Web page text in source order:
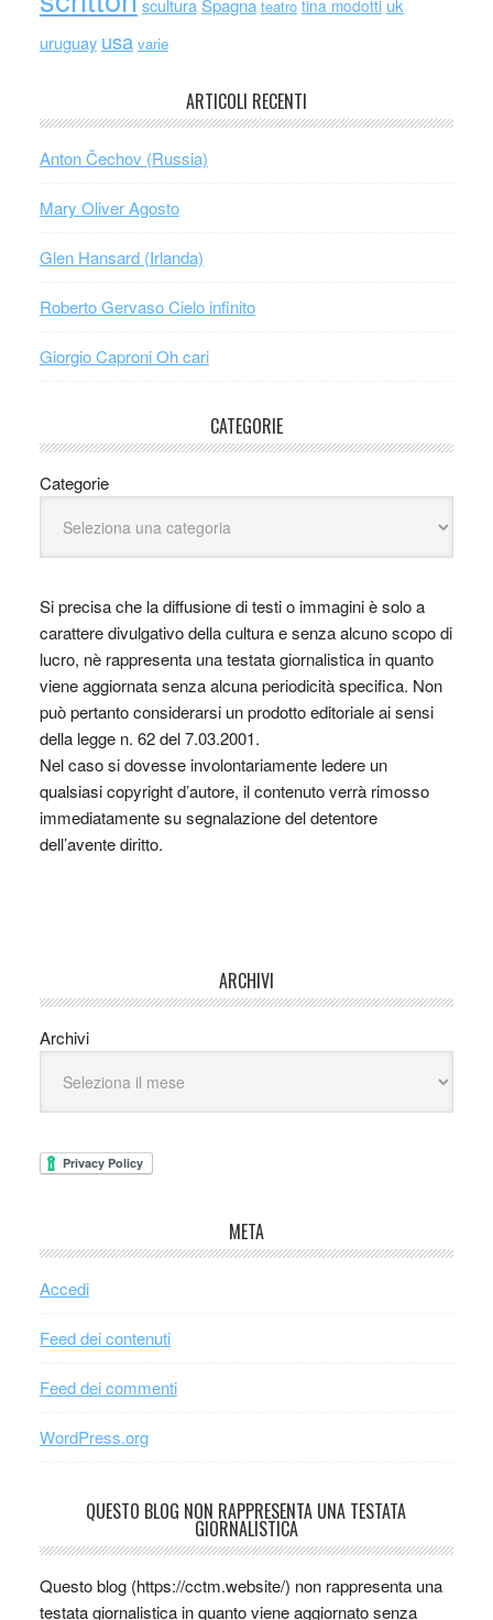
scultura Spagna teatro tina modotti uk
uruguay usa varie
ARTICOLI RECENTI
Anton Čechov (Russia)
Mary Oliver Agosto
Glen Hansard (Irlanda)
Roberto Gervaso Cielo infinito
Giorgio Caproni Oh cari
CATEGORIE
Categorie
Si precisa che la diffusione di testi o immagini è solo a
carattere divulgativo della cultura e senza alcuno scopo di
lucro, nè rappresenta una testata giornalistica in quanto
viene aggiornata senza alcuna periodicità specifica. Non
può pertanto considerarsi un prodotto editoriale ai sensi
della legge n. 62 del 7.03.2001.
Nel caso si dovesse involontariamente ledere un
qualsiasi copyright d’autore, il contenuto verrà rimosso
immediatamente su segnalazione del detentore
dell’avente diritto.
ARCHIVI
Archivi
META
Accedi
Feed dei contenuti
Feed dei commenti
WordPress.org
QUESTO BLOG NON RAPPRESENTA UNA TESTATA
GIORNALISTICA
Questo blog (https://cctm.website/) non rappresenta una
testata giornalistica in quanto viene aggiornato senza